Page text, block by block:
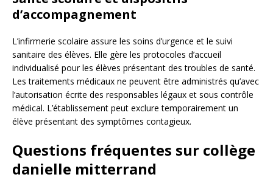
d’accompagnement
L’infirmerie scolaire assure les soins d’urgence et le suivi
sanitaire des élèves. Elle gère les protocoles d’accueil
individualisé pour les élèves présentant des troubles de santé.
Les traitements médicaux ne peuvent être administrés qu’avec
l’autorisation écrite des responsables légaux et sous contrôle
médical. L’établissement peut exclure temporairement un
élève présentant des symptômes contagieux.
Questions fréquentes sur collège
danielle mitterrand